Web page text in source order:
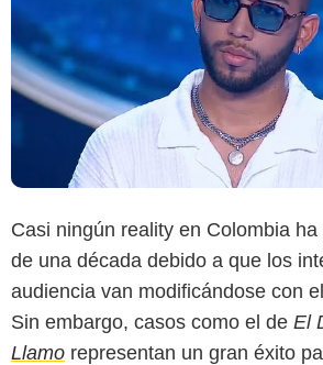
Casi ningún reality en Colombia
de una década debido a que los
audiencia van modificándose con
Sin embargo, casos como el de El
Llamo representan un gran éxito